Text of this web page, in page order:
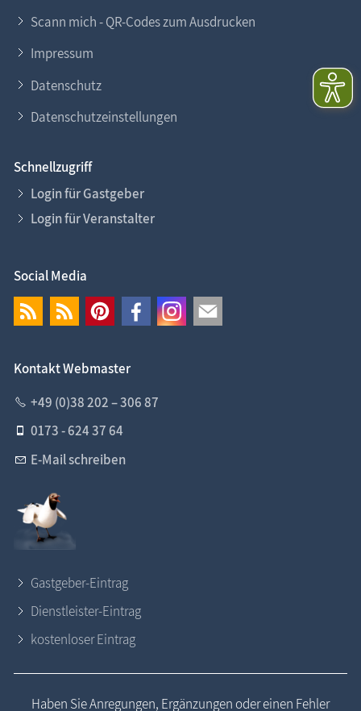
Scann mich - QR-Codes zum Ausdrucken
Impressum
Datenschutz
Datenschutzeinstellungen
Schnellzugriff
Login für Gastgeber
Login für Veranstalter
Social Media
Kontakt Webmaster
+49 (0)38 202 – 306 87
0173 - 624 37 64
E-Mail schreiben
Gastgeber-Eintrag
Dienstleister-Eintrag
kostenloser Eintrag
Haben Sie Anregungen, Ergänzungen oder einen Fehler